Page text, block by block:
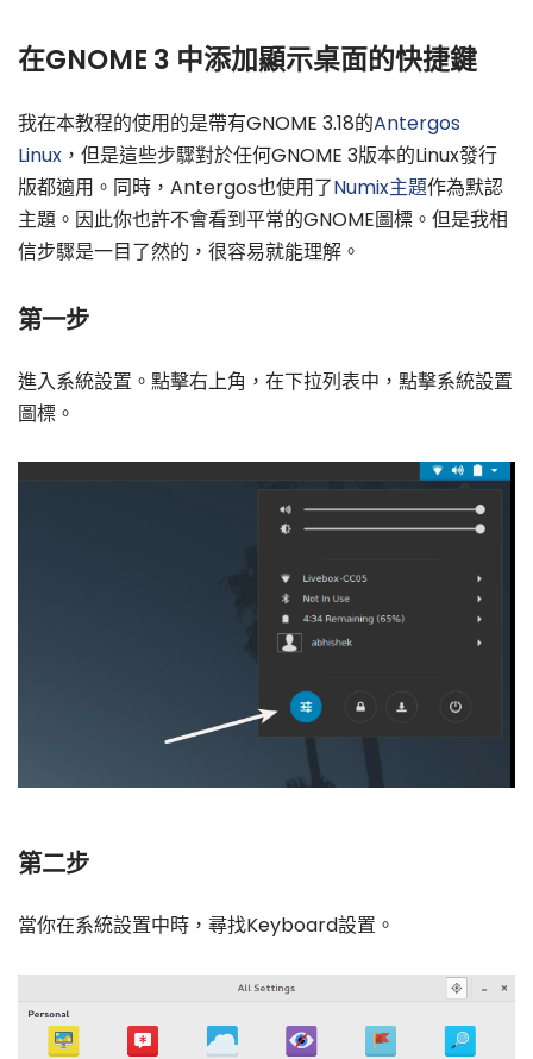
在GNOME 3 中添加顯示桌面的快捷鍵
我在本教程的使用的是帶有GNOME 3.18的Antergos
Linux ，但是這些步驟對於任何GNOME 3版本的Linux發行
版都適用。同時，Antergos也使用了Numix主題作為默認
主題。因此你也許不會看到平常的GNOME圖標。但是我相
信步驟是一目了然的，很容易就能理解。
第一步
進入系統設置。點擊右上角，在下拉列表中，點擊系統設置
圖標。
第二步
當你在系統設置中時，尋找Keyboard設置。